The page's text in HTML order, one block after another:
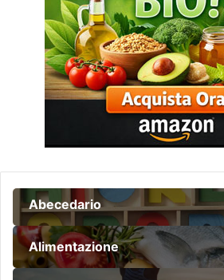
Abecedario
Alimentazione